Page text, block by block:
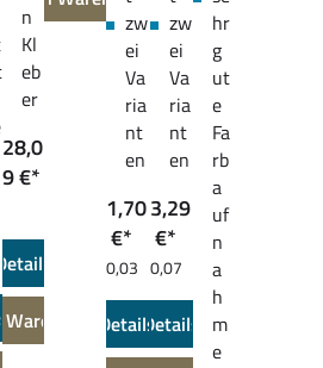
n
Kl
eb
er
28,0
9 €*
Details
zw
ei
Va
ria
nt
en
1,70
€*
0,03
Details
zw
ei
Va
ria
nt
en
3,29
€*
0,07
Details
hr
g
ut
e
Fa
rb
a
uf
n
a
h
m
e